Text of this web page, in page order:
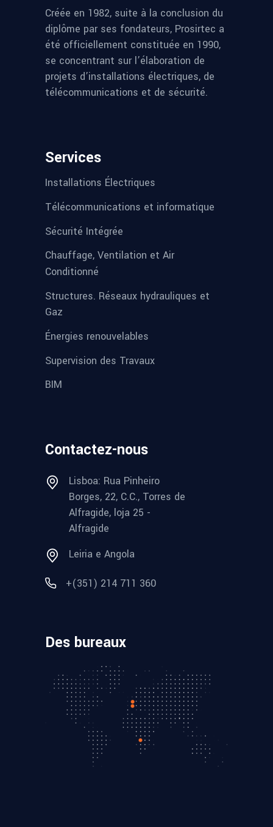
Créée en 1982, suite à la conclusion du
diplôme par ses fondateurs, Prosirtec a
été officiellement constituée en 1990,
se concentrant sur l’élaboration de
projets d’installations électriques, de
télécommunications et de sécurité.
Services
Installations Électriques
Télécommunications et informatique
Sécurité Intégrée
Chauffage, Ventilation et Air
Conditionné
Structures. Réseaux hydrauliques et
Gaz
Énergies renouvelables
Supervision des Travaux
BIM
Contactez-nous
Lisboa: Rua Pinheiro
Borges, 22, C.C., Torres de
Alfragide, loja 25 -
Alfragide
Leiria e Angola
+(351) 214 711 360
Des bureaux